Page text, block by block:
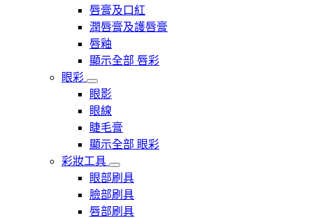
唇膏及口紅
潤唇膏及護唇膏
唇釉
顯示全部 唇彩
眼彩
眼影
眼線
睫毛膏
顯示全部 眼彩
彩妝工具
眼部刷具
臉部刷具
唇部刷具